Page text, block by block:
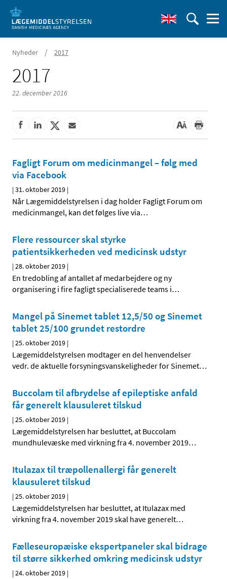
Nyheder / 2017
2017
22. december 2016
Fagligt Forum om medicinmangel – følg med
via Facebook
|31. oktober 2019 |
Når Lægemiddelstyrelsen i dag holder Fagligt Forum om
medicinmangel, kan det følges live via…
Flere ressourcer skal styrke
patientsikkerheden ved medicinsk udstyr
|28. oktober 2019 |
En tredobling af antallet af medarbejdere og ny
organisering i fire fagligt specialiserede teams i…
Mangel på Sinemet tablet 12,5/50 og Sinemet
tablet 25/100 grundet restordre
|25. oktober 2019 |
Lægemiddelstyrelsen modtager en del henvendelser
vedr. de aktuelle forsyningsvanskeligheder for Sinemet…
Buccolam til afbrydelse af epileptiske anfald
får generelt klausuleret tilskud
|25. oktober 2019 |
Lægemiddelstyrelsen har besluttet, at Buccolam
mundhulevæske med virkning fra 4. november 2019…
Itulazax til træpollenallergi får generelt
klausuleret tilskud
|25. oktober 2019 |
Lægemiddelstyrelsen har besluttet, at Itulazax med
virkning fra 4. november 2019 skal have generelt…
Fælleseuropæiske ekspertpaneler skal bidrage
til større sikkerhed omkring medicinsk udstyr
|24. oktober 2019 |